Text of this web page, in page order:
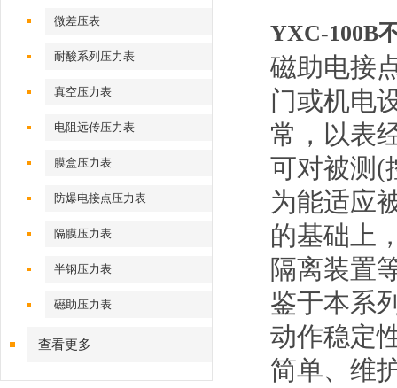
弯
微差压表
耐酸系列压力表
真空压力表
电阻远传压力表
膜盒压力表
防爆电接点压力表
隔膜压力表
半钢压力表
礠助压力表
查看更多
YXC-100B
磁助电接
门或机电
常，以表
可对被测(
为能适应
的基础上
隔离装置
鉴于本系
动作稳定
简单、维